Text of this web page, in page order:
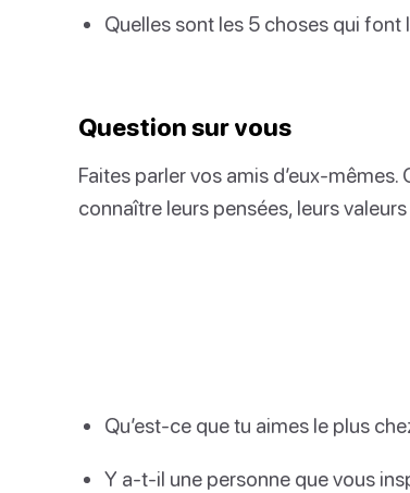
Quelles sont les 5 choses qui font
Question sur vous
Faites parler vos amis d’eux-
connaître leurs pensées, leurs
Qu’est-ce que tu aimes le plus
Y a-t-il une personne que vous